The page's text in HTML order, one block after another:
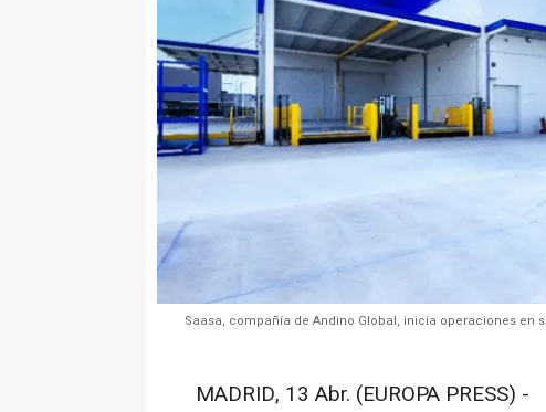
Saasa, compañía de Andino Global, inicia operaciones en
MADRID, 13 Abr. (EUROPA PRESS) -